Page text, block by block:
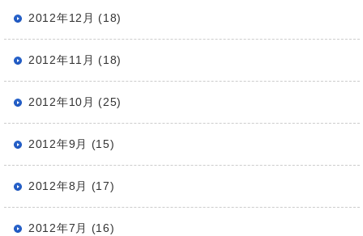
2012年12月 (18)
2012年11月 (18)
2012年10月 (25)
2012年9月 (15)
2012年8月 (17)
2012年7月 (16)